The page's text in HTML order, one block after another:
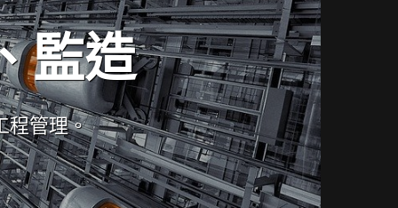
監造
程管理。